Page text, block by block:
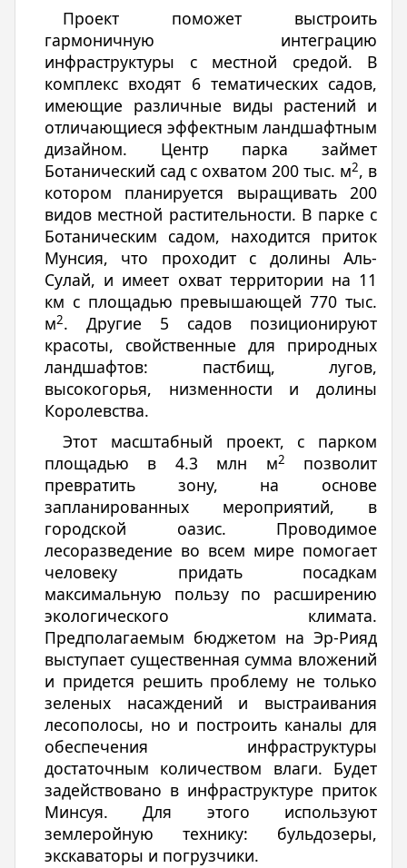
Проект поможет выстроить
гармоничную интеграцию
инфраструктуры с местной средой. В
комплекс входят 6 тематических садов,
имеющие различные виды растений и
отличающиеся эффектным ландшафтным
дизайном. Центр парка займет
Ботанический сад с охватом 200 тыс. м2, в
котором планируется выращивать 200
видов местной растительности. В парке с
Ботаническим садом, находится приток
Мунсия, что проходит с долины Аль-
Сулай, и имеет охват территории на 11
км с площадью превышающей 770 тыс.
м2. Другие 5 садов позиционируют
красоты, свойственные для природных
ландшафтов: пастбищ, лугов,
высокогорья, низменности и долины
Королевства.
Этот масштабный проект, с парком
площадью в 4.3 млн м2
позволит
превратить зону, на основе
запланированных мероприятий, в
городской оазис. Проводимое
лесоразведение во всем мире помогает
человеку придать посадкам
максимальную пользу по расширению
экологического климата.
Предполагаемым бюджетом на Эр-Рияд
выступает существенная сумма вложений
и придется решить проблему не только
зеленых насаждений и выстраивания
лесополосы, но и построить каналы для
обеспечения инфраструктуры
достаточным количеством влаги. Будет
задействовано в инфраструктуре приток
Минсуя. Для этого используют
землеройную технику: бульдозеры,
экскаваторы и погрузчики.